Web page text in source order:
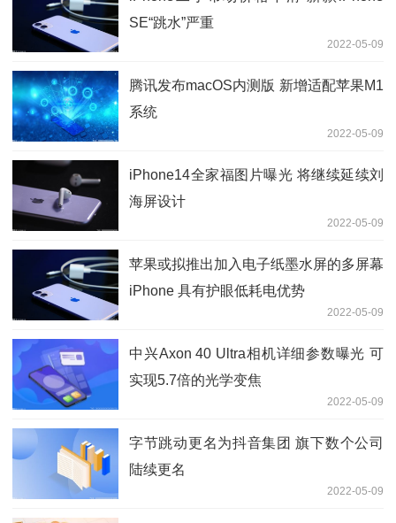
SE“跳水”严重
2022-05-09
腾讯发布macOS内测版 新增适配苹果M1
系统
2022-05-09
iPhone14全家福图片曝光 将继续延续刘
海屏设计
2022-05-09
苹果或拟推出加入电子纸墨水屏的多屏幕
iPhone 具有护眼低耗电优势
2022-05-09
中兴Axon 40 Ultra相机详细参数曝光 可
实现5.7倍的光学变焦
2022-05-09
字节跳动更名为抖音集团 旗下数个公司
陆续更名
2022-05-09